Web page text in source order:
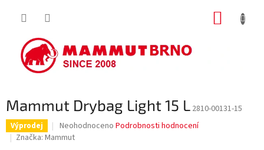
Mammut Drybag Light 15 L 2810-00131-15
Výprodej
Průměrné
hodnocení
Neohodnoceno Podrobnosti hodnocení
Značka: Mammut